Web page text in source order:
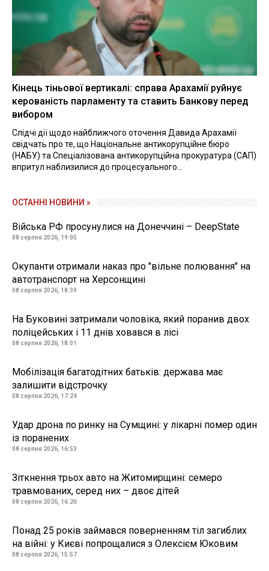
Кінець тіньової вертикалі: справа Арахамії руйнує
керованість парламенту та ставить Банкову перед
вибором
Слідчі дії щодо найближчого оточення Давида Арахамії
свідчать про те, що Національне антикорупційне бюро
(НАБУ) та Спеціалізована антикорупційна прокуратура (САП)
впритул наблизилися до процесуального...
ОСТАННІ НОВИНИ »
Війська РФ просунулися на Донеччині – DeepState
08 серпня 2026, 19:05
Окупанти отримали наказ про "вільне полювання" на
автотранспорт на Херсонщині
08 серпня 2026, 18:39
На Буковині затримали чоловіка, який поранив двох
поліцейських і 11 днів ховався в лісі
08 серпня 2026, 18:01
Мобілізація багатодітних батьків: держава має
залишити відстрочку
08 серпня 2026, 17:24
Удар дрона по ринку на Сумщині: у лікарні помер один
із поранених
08 серпня 2026, 16:53
Зіткнення трьох авто на Житомирщині: семеро
травмованих, серед них – двоє дітей
08 серпня 2026, 16:26
Понад 25 років займався поверненням тіл загиблих
на війні: у Києві попрощалися з Олексієм Юковим
08 серпня 2026, 15:57